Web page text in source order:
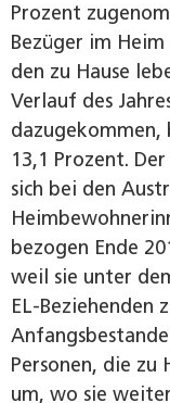
Prozent
Bezüger im
den zu Hause
Verlauf des
dazugekommen,
13,1 Prozent.
sich bei den
bezogen Ende
weil sie unter
EL-Beziehenden
Personen, die zu
um, wo sie